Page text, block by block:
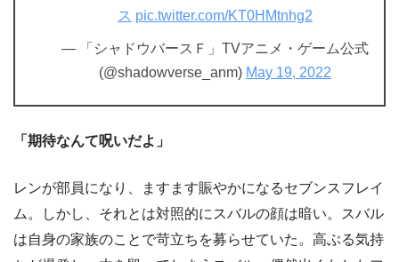
ス pic.twitter.com/KT0HMtnhg2
— 「シャドウバースＦ」TVアニメ・ゲーム公式
(@shadowverse_anm) May 19, 2022
「期待なんて呪いだよ」
レンが部員になり、ますます賑やかになるセブンスフレイ
ム。しかし、それとは対照的にスバルの顔は暗い。スバル
は自身の家族のことで苛立ちを募らせていた。高ぶる気持